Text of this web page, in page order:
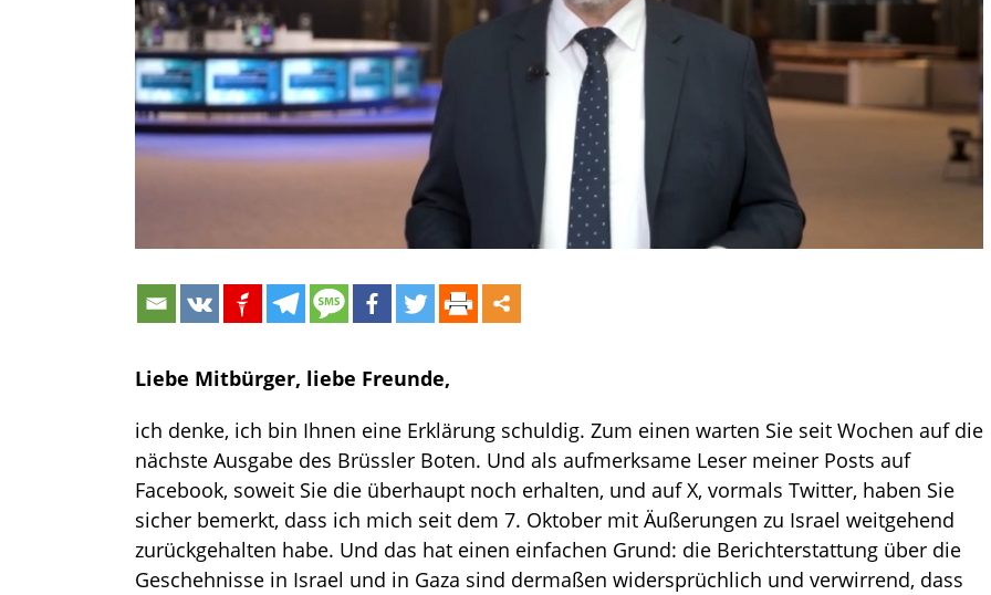
Liebe Mitbürger, liebe Freunde,
ich denke, ich bin Ihnen eine Erklärung schuldig. Zum einen warten Sie seit Wochen auf die
nächste Ausgabe des Brüssler Boten. Und als aufmerksame Leser meiner Posts auf
Facebook, soweit Sie die überhaupt noch erhalten, und auf X, vormals Twitter, haben Sie
sicher bemerkt, dass ich mich seit dem 7. Oktober mit Äußerungen zu Israel weitgehend
zurückgehalten habe. Und das hat einen einfachen Grund: die Berichterstattung über die
Geschehnisse in Israel und in Gaza sind dermaßen widersprüchlich und verwirrend, dass